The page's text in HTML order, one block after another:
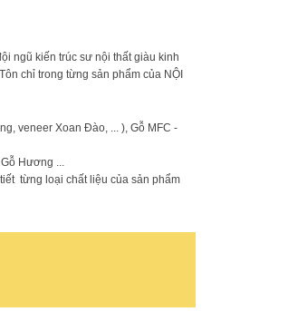
ngũ kiến trúc sư nội thất giàu kinh
chỉ trong từng sản phẩm của NỘI
veneer Xoan Đào, ... ), Gỗ MFC -
Hương ...
từng loại chất liệu của sản phẩm